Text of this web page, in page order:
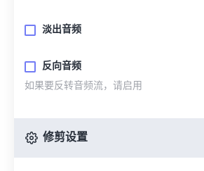
淡出音频
反向音频
如果要反转音频流，请启用
修剪设置